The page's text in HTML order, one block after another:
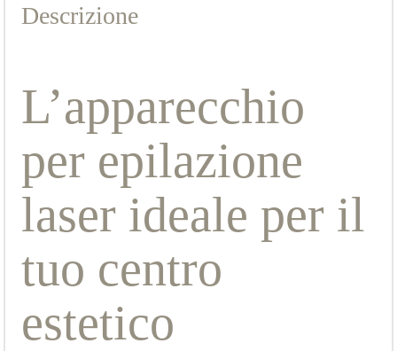
Descrizione
L’apparecchio
per epilazione
laser ideale per il
tuo centro
estetico